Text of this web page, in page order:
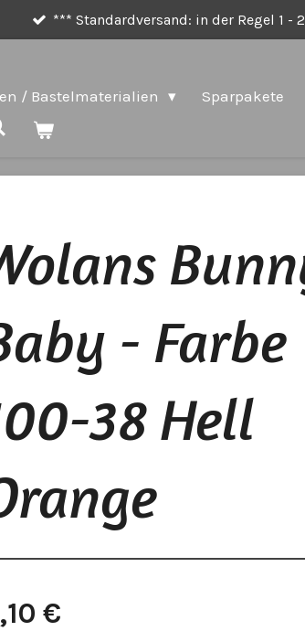
*** Standardversand: in der Regel 1 -
/ Bastelmaterialien
Sparpakete
- Farbe
38 Hell
€